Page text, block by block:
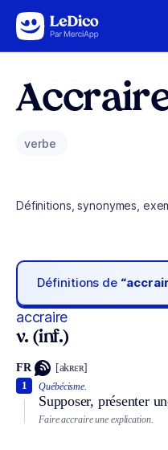
Aller au contenu
verbe
Définitions, synonymes,
Définitions de
accraire
v. (inf.)
FR [akʀɛʀ]
Québécisme.
Supposer, présenter
1
Faire accraire une explication.